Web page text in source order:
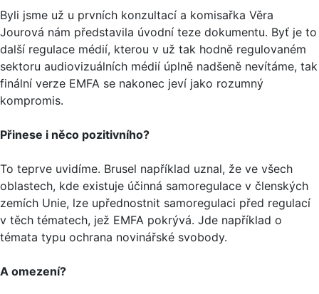
Byli jsme už u prvních konzultací a komisařka Věra
Jourová nám představila úvodní teze dokumentu. Byť je to
další regulace médií, kterou v už tak hodně regulovaném
sektoru audiovizuálních médií úplně nadšeně nevítáme, tak
finální verze EMFA se nakonec jeví jako rozumný
kompromis.
Přinese i něco pozitivního?
To teprve uvidíme. Brusel například uznal, že ve všech
oblastech, kde existuje účinná samoregulace v členských
zemích Unie, lze upřednostnit samoregulaci před regulací
v těch tématech, jež EMFA pokrývá. Jde například o
témata typu ochrana novinářské svobody.
A omezení?